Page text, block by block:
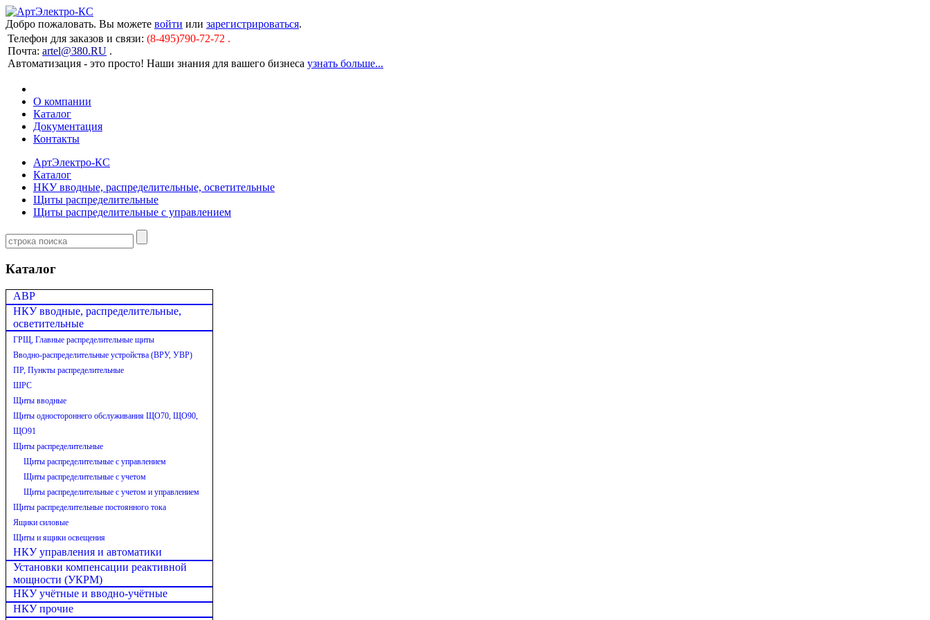
Добро пожаловать. Вы можете войти или зарегистрироваться.
Телефон для заказов и связи: (8-495)790-72-72 .
Почта: artel@380.RU .
Автоматизация - это просто! Наши знания для вашего бизнеса узнать больше...
О компании
Каталог
Документация
Контакты
АртЭлектро-КС
Каталог
НКУ вводные, распределительные, осветительные
Щиты распределительные
Щиты распределительные с управлением
Каталог
АВР
НКУ вводные, распределительные,
осветительные
ГРЩ, Главные распределительные щиты
Вводно-распределительные устройства (ВРУ, УВР)
ПР, Пункты распределительные
ШРС
Щиты вводные
Щиты одностороннего обслуживания ЩО70, ЩО90,
ЩО91
Щиты распределительные
Щиты распределительные с управлением
Щиты распределительные с учетом
Щиты распределительные с учетом и управлением
Щиты распределительные постоянного тока
Ящики силовые
Щиты и ящики освещения
НКУ управления и автоматики
Установки компенсации реактивной
мощности (УКРМ)
НКУ учётные и вводно-учётные
НКУ прочие